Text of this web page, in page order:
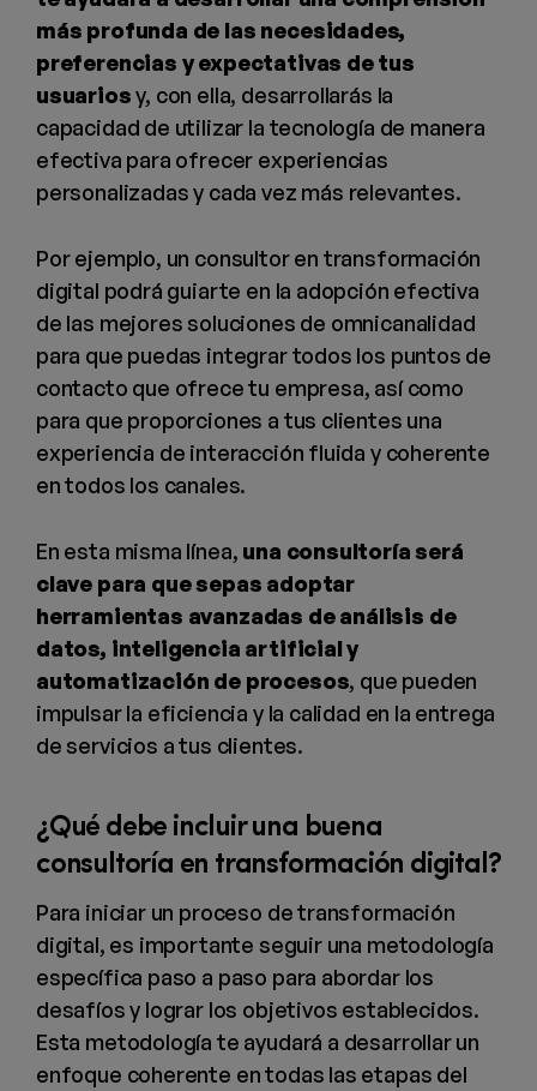
más profunda de las necesidades,
preferencias y expectativas de tus
usuariosy, con ella, desarrollarás la
capacidad de utilizar la tecnología de manera
efectiva para ofrecer experiencias
personalizadas y cada vez más relevantes.
Por ejemplo, un consultor en transformación
digital podrá guiarte en la adopción efectiva
de las mejores soluciones de omnicanalidad
para que puedas integrar todos los puntos de
contacto que ofrece tu empresa, así como
para que proporciones a tus clientes una
experiencia de interacción fluida y coherente
en todos los canales.
En esta misma línea, una consultoría será
clave para que sepas adoptar
herramientas avanzadas de análisis de
datos, inteligencia artificial y
automatización de procesos, que pueden
impulsar la eficiencia y la calidad en la entrega
de servicios a tus clientes.
¿Qué debe incluir una buena
consultoría en transformación digital?
Para iniciar un proceso de transformación
digital, es importante seguir una metodología
específica paso a paso para abordar los
desafíos y lograr los objetivos establecidos.
Esta metodología te ayudará a desarrollar un
enfoque coherente en todas las etapas del